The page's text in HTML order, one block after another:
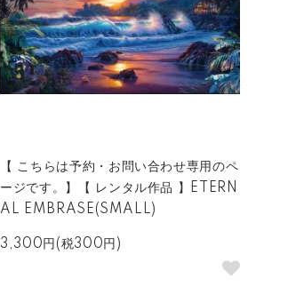
【 こちらは予約・お問い合わせ専用のペ
ージです。】【 レンタル作品 】ETERN
AL EMBRASE(SMALL)
3,300円(税300円)